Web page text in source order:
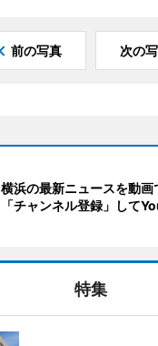
前の写真 次の
横浜の最新ニュースを動画
「チャンネル登録」して
特集